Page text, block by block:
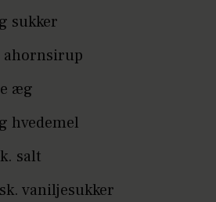
sukker
æg
hvedemel
salt
vaniljesukker